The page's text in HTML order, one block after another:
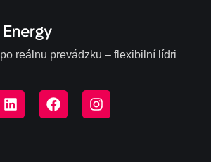
reálnu prevádzku – flexibilní lídri